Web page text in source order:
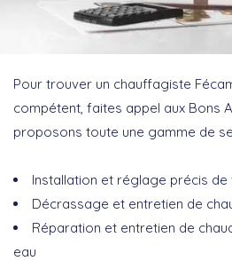
Pour trouver un chauffagiste
compétent, faites appel aux Bons
proposons toute une gamme de
Installation et réglage précis
Décrassage et entretien de
Réparation et entretien de
eau